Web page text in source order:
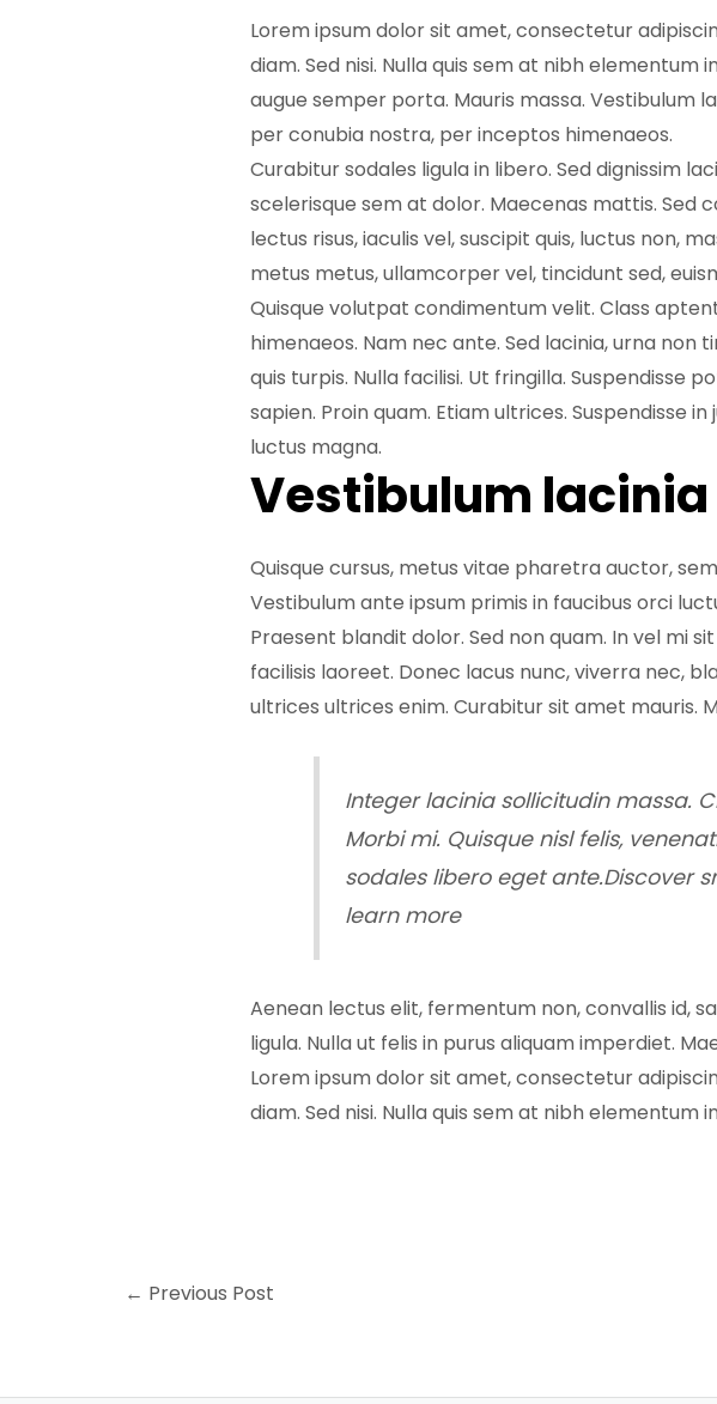
Lorem ipsum dolor sit amet, consectetur
diam. Sed nisi. Nulla quis sem at nibh elementum
augue semper porta. Mauris massa. Vestibulum
per conubia nostra, per inceptos himenaeos.
Curabitur sodales ligula in libero. Sed dignissim
scelerisque sem at dolor. Maecenas mattis. Sed
lectus risus, iaculis vel, suscipit quis, luctus non,
metus metus, ullamcorper vel, tincidunt sed,
Quisque volutpat condimentum velit. Class
himenaeos. Nam nec ante. Sed lacinia, urna
quis turpis. Nulla facilisi. Ut fringilla. Suspendisse
sapien. Proin quam. Etiam ultrices. Suspendisse
luctus magna.
Vestibulum
Quisque cursus, metus vitae pharetra auctor,
Vestibulum ante ipsum primis in faucibus orci
Praesent blandit dolor. Sed non quam. In vel mi
facilisis laoreet. Donec lacus nunc, viverra nec,
ultrices ultrices enim. Curabitur sit amet mauris.
Integer lacinia sollicitudin massa.
Morbi mi. Quisque nisl felis,
sodales libero eget ante.Discover
learn more
Aenean lectus elit, fermentum non, convallis id,
ligula. Nulla ut felis in purus aliquam imperdiet.
Lorem ipsum dolor sit amet, consectetur
diam. Sed nisi. Nulla quis sem at nibh elementum
← Previous Post